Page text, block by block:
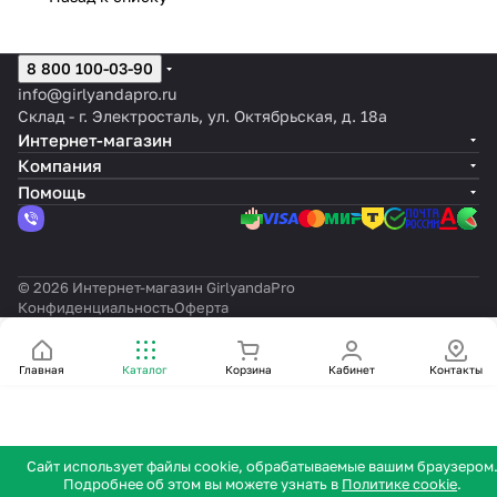
Главная Каталог Корзина Кабинет Контакты
8 800 100-03-90
info@girlyandapro.ru
Склад - г. Электросталь, ул. Октябрьская, д. 18а
Интернет-магазин
Компания
Помощь
© 2026 Интернет-магазин GirlyandaPro
КонфиденциальностьОферта
Сайт использует файлы cookie, обрабатываемые вашим браузером.
Подробнее об этом вы можете узнать в Политике cookie.